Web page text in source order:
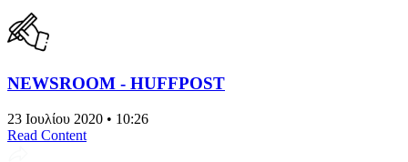
NEWSROOM - HUFFPOST
23 Ιουλίου 2020 • 10:26
Read Content